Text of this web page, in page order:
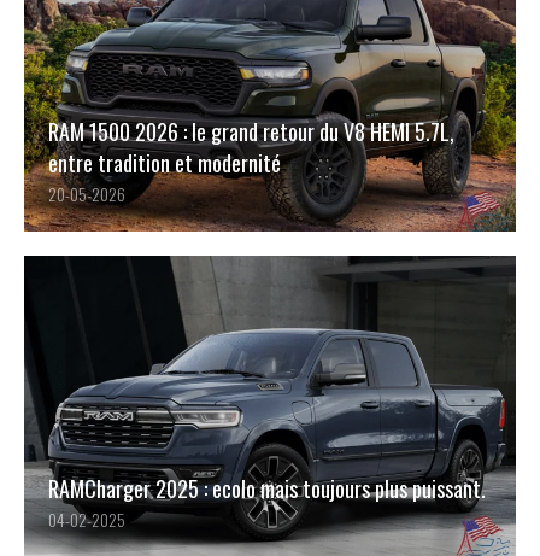
RAM 1500 2026 : le grand retour du V8 HEMI 5.7L,
entre tradition et modernité
20-05-2026
RAMCharger 2025 : ecolo mais toujours plus puissant.
04-02-2025